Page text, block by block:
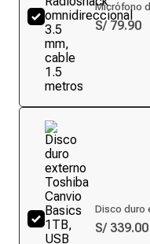
Micrófono
3.5 mm,
S/ 79.90
Disco duro
USB 3.0
S/ 339.00